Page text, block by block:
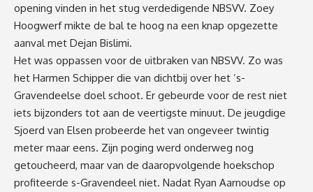
opening vinden in het stug verdedigende NBSVV. Zoey
Hoogwerf mikte de bal te hoog na een knap opgezette
aanval met Dejan Bislimi.
Het was oppassen voor de uitbraken van NBSVV. Zo was
het Harmen Schipper die van dichtbij over het ’s-
Gravendeelse doel schoot. Er gebeurde voor de rest niet
iets bijzonders tot aan de veertigste minuut. De jeugdige
Sjoerd van Elsen probeerde het van ongeveer twintig
meter maar eens. Zijn poging werd onderweg nog
getoucheerd, maar van de daaropvolgende hoekschop
profiteerde s-Gravendeel niet. Nadat Ryan Aarnoudse op